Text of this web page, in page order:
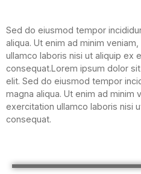
Sed do eiusmod tempor
aliqua. Ut enim ad minim
ullamco laboris nisi ut aliquip ex
consequat.Lorem ipsum dolor
elit. Sed do eiusmod tempor
magna aliqua. Ut enim ad minim
exercitation ullamco laboris nisi
consequat.